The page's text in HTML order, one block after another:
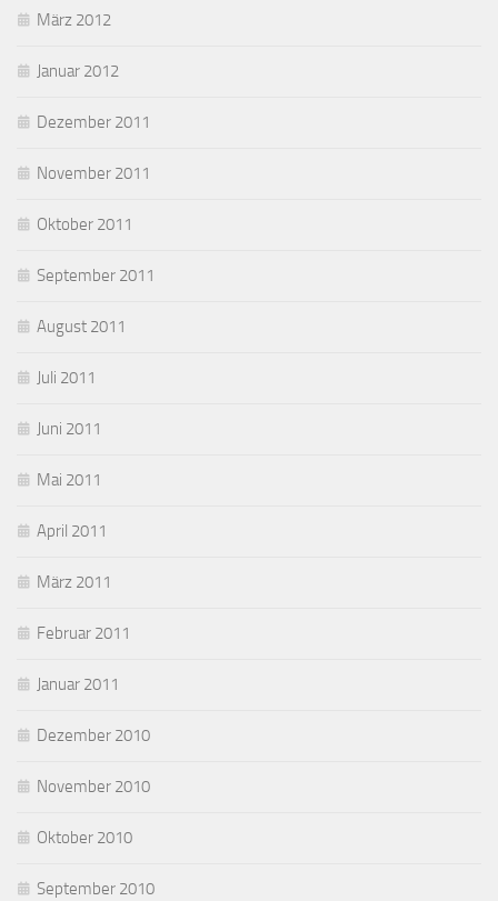
März 2012
Januar 2012
Dezember 2011
November 2011
Oktober 2011
September 2011
August 2011
Juli 2011
Juni 2011
Mai 2011
April 2011
März 2011
Februar 2011
Januar 2011
Dezember 2010
November 2010
Oktober 2010
September 2010